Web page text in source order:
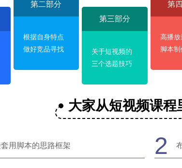
第二部分
根据自身特点
做好竞品寻找
第三部分
关于短视频的
三个选题技巧
第
高播放
脚本
大家从短视频课程
用脚本的思路框架 2